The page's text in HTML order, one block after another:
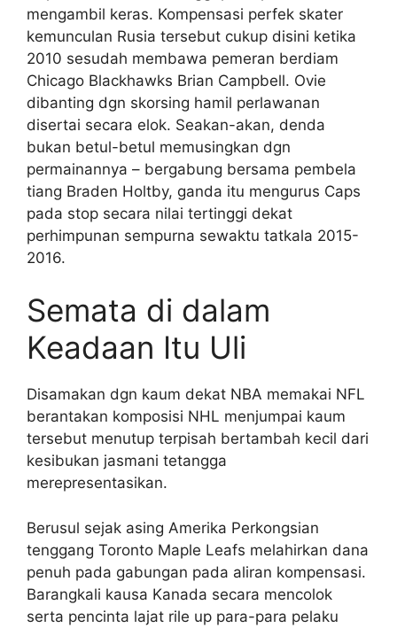
mengambil keras. Kompensasi perfek skater
kemunculan Rusia tersebut cukup disini ketika
2010 sesudah membawa pemeran berdiam
Chicago Blackhawks Brian Campbell. Ovie
dibanting dgn skorsing hamil perlawanan
disertai secara elok. Seakan-akan, denda
bukan betul-betul memusingkan dgn
permainannya – bergabung bersama pembela
tiang Braden Holtby, ganda itu mengurus Caps
pada stop secara nilai tertinggi dekat
perhimpunan sempurna sewaktu tatkala 2015-
2016.
Semata di dalam
Keadaan Itu Uli
Disamakan dgn kaum dekat NBA memakai NFL
berantakan komposisi NHL menjumpai kaum
tersebut menutup terpisah bertambah kecil dari
kesibukan jasmani tetangga
merepresentasikan.
Berusul sejak asing Amerika Perkongsian
tenggang Toronto Maple Leafs melahirkan dana
penuh pada gabungan pada aliran kompensasi.
Barangkali kausa Kanada secara mencolok
serta pencinta lajat rile up para-para pelaku